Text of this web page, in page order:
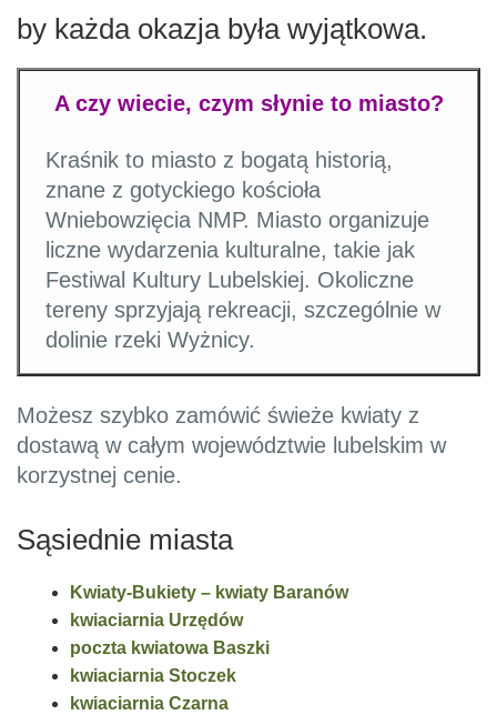
by każda okazja była wyjątkowa.
A czy wiecie, czym słynie to miasto?
Kraśnik to miasto z bogatą historią,
znane z gotyckiego kościoła
Wniebowzięcia NMP. Miasto organizuje
liczne wydarzenia kulturalne, takie jak
Festiwal Kultury Lubelskiej. Okoliczne
tereny sprzyjają rekreacji, szczególnie w
dolinie rzeki Wyżnicy.
Możesz szybko zamówić świeże kwiaty z
dostawą w całym województwie lubelskim w
korzystnej cenie.
Sąsiednie miasta
Kwiaty-Bukiety – kwiaty Baranów
kwiaciarnia Urzędów
poczta kwiatowa Baszki
kwiaciarnia Stoczek
kwiaciarnia Czarna